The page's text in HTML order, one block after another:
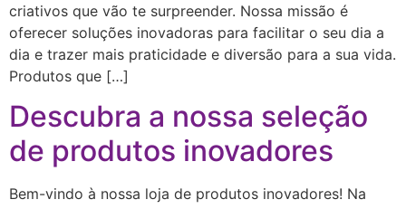
criativos que vão te surpreender. Nossa missão é
oferecer soluções inovadoras para facilitar o seu dia a
dia e trazer mais praticidade e diversão para a sua vida.
Produtos que […]
Descubra a nossa seleção
de produtos inovadores
Bem-vindo à nossa loja de produtos inovadores! Na